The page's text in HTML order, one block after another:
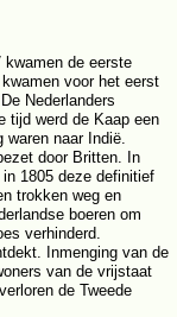
kwamen de eerste
voor het eerst
Nederlanders
tijd werd de Kaap een
naar Indië.
door Britten. In
1805 deze definitief
trokken weg en
boeren om
verhinderd.
Inmenging van de
van de vrijstaat
de Tweede